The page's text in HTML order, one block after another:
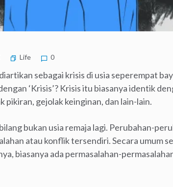
Life 0
sebagai krisis di usia seperempat
‘Krisis’? Krisis itu biasanya identik
pikiran, gejolak keinginan, dan lain-lain.
bukan usia remaja lagi. Perubahan-
atau konflik tersendiri. Secara umum
biasanya ada permasalahan-